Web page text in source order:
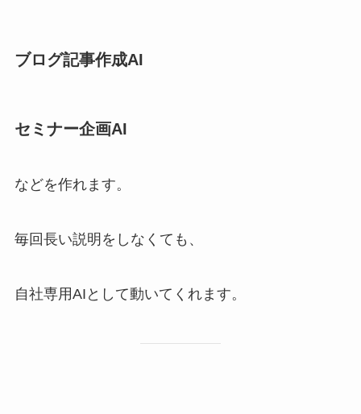
ブログ記事作成AI
セミナー企画AI
などを作れます。
毎回長い説明をしなくても、
自社専用AIとして動いてくれます。